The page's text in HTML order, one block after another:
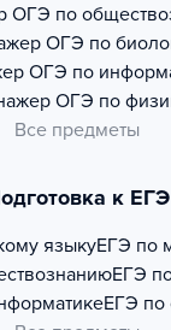
ОГЭ по
ОГЭ по
ОГЭ по
ОГЭ по
Все предметы
к ЕГЭ
языкуЕГЭ по
ЕГЭ
ЕГЭ по